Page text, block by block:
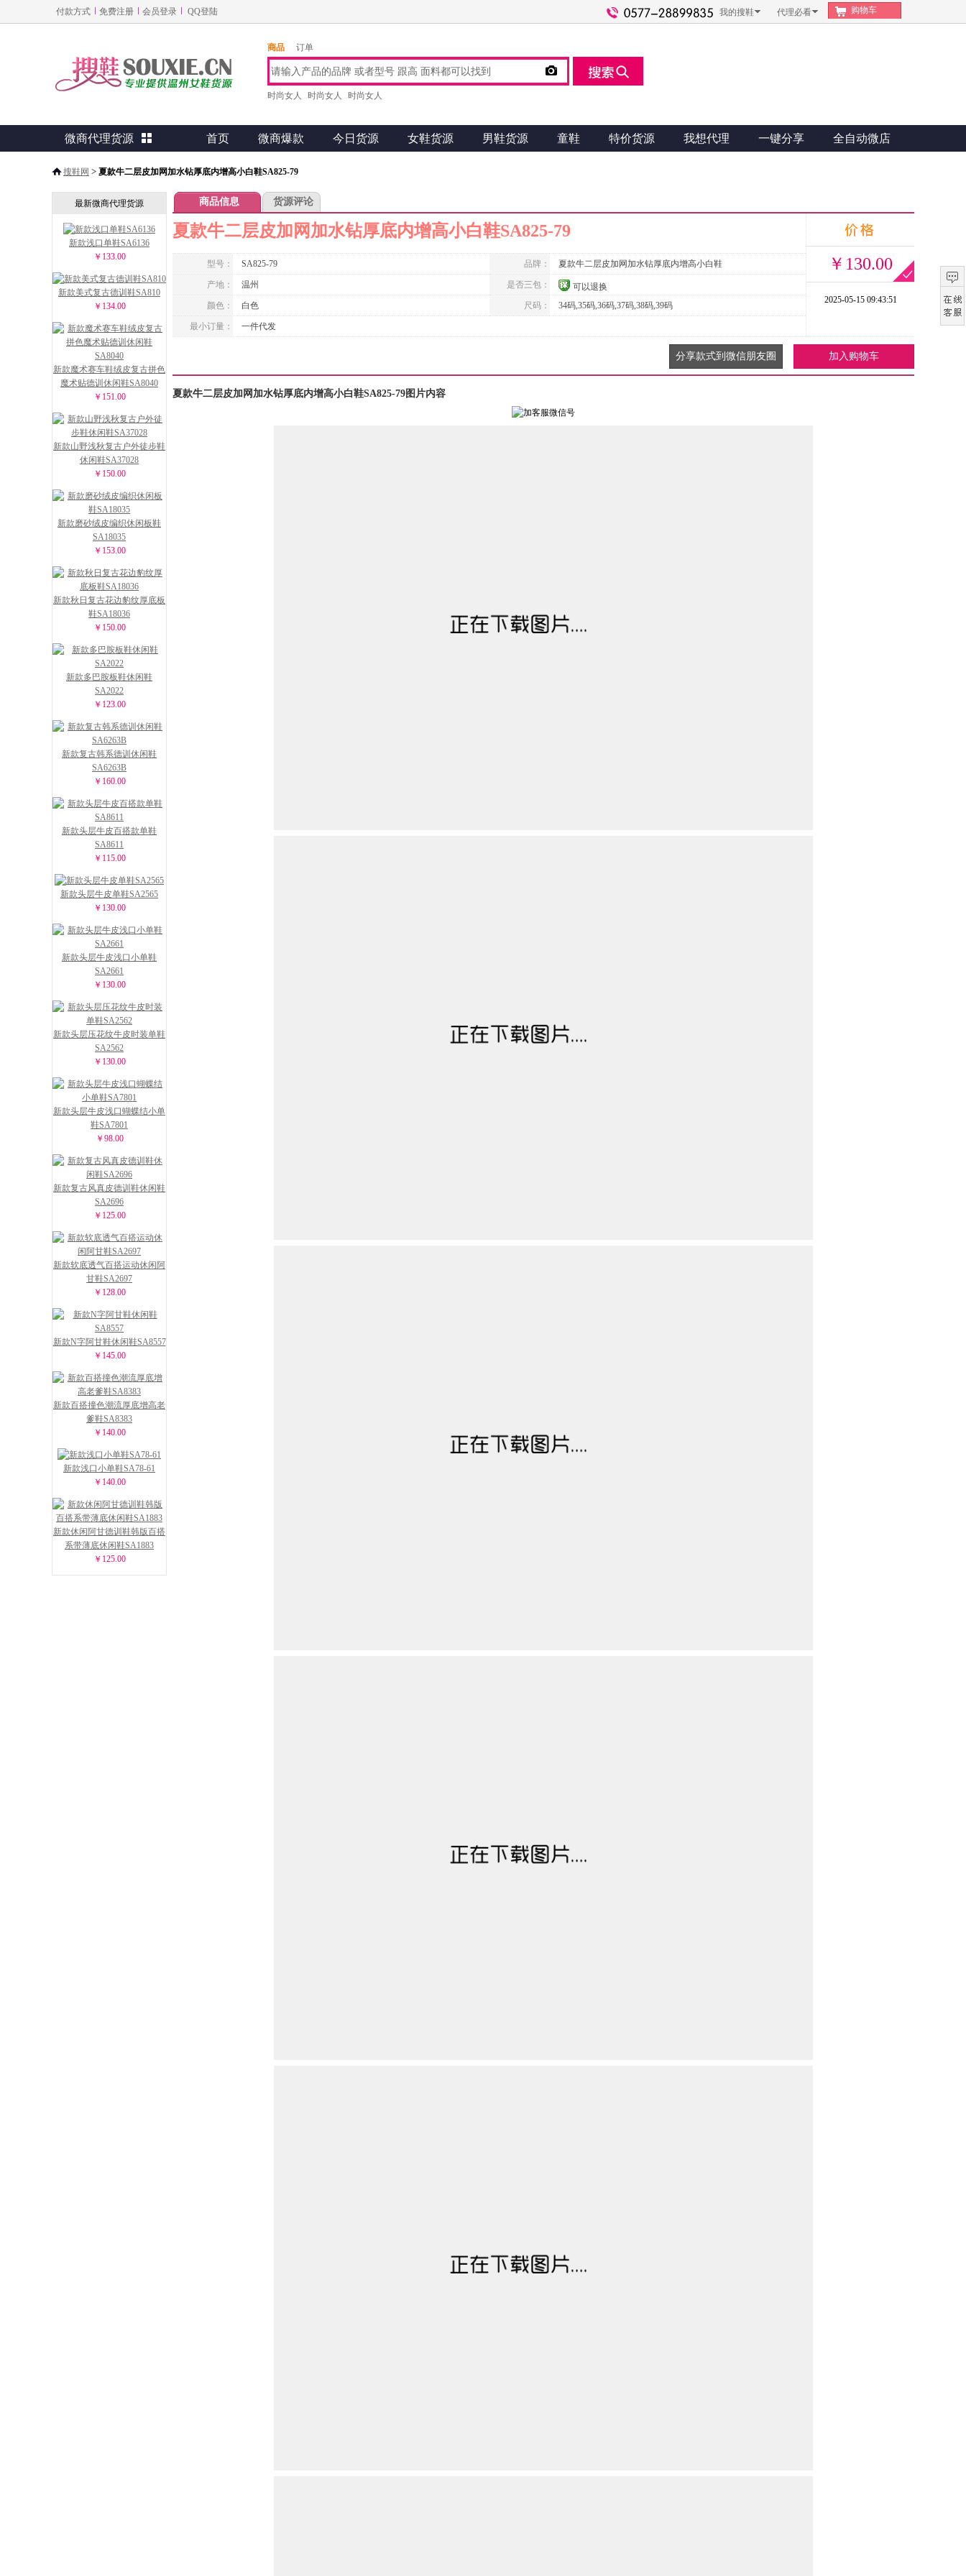
付款方式 免费注册 会员登录 QQ登陆 我的搜鞋 代理必看 购物车
商品 订单

时尚女人 时尚女人 时尚女人
微商代理货源  首页 微商爆款 今日货源 女鞋货源 男鞋货源 童鞋 特价货源 我想代理 一键分享 全自动微店
搜鞋网 > 夏款牛二层皮加网加水钻厚底内增高小白鞋SA825-79
最新微商代理货源
新款浅口单鞋SA6136
￥133.00
新款美式复古德训鞋SA810
￥134.00
新款魔术赛车鞋绒皮复古拼色
魔术贴德训休闲鞋SA8040
￥151.00
新款山野浅秋复古户外徒步鞋
休闲鞋SA37028
￥150.00
新款磨砂绒皮编织休闲板鞋
SA18035
￥153.00
新款秋日复古花边豹纹厚底板
鞋SA18036
￥150.00
新款多巴胺板鞋休闲鞋
SA2022
￥123.00
新款复古韩系德训休闲鞋
SA6263B
￥160.00
新款头层牛皮百搭款单鞋
SA8611
￥115.00
新款头层牛皮单鞋SA2565
￥130.00
新款头层牛皮浅口小单鞋
SA2661
￥130.00
新款头层压花纹牛皮时装单鞋
SA2562
￥130.00
新款头层牛皮浅口蝴蝶结小单
鞋SA7801
￥98.00
新款复古风真皮德训鞋休闲鞋
SA2696
￥125.00
新款软底透气百搭运动休闲阿
甘鞋SA2697
￥128.00
新款N字阿甘鞋休闲鞋SA8557
￥145.00
新款百搭撞色潮流厚底增高老
爹鞋SA8383
￥140.00
新款浅口小单鞋SA78-61
￥140.00
新款休闲阿甘德训鞋韩版百搭
系带薄底休闲鞋SA1883
￥125.00
商品信息 货源评论
夏款牛二层皮加网加水钻厚底内增高小白鞋SA825-79
￥130.00
2025-05-15 09:43:51
型号： SA825-79 品牌： 夏款牛二层皮加网加水钻厚底内增高小白鞋
产地： 温州 是否三包：
可以退换
颜色：
白色 尺码： 34码,35码,36码,37码,38码,39码
最小订量： 一件代发
加入购物车
分享款式到微信朋友圈
夏款牛二层皮加网加水钻厚底内增高小白鞋SA825-79图片内容